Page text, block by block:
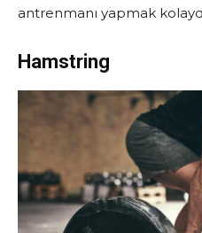
antrenmanı yapmak
Hamstring